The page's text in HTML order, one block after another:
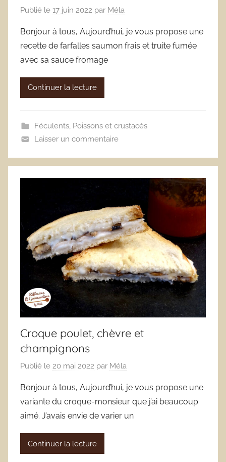
Publié le 17 juin 2022 par Méla
Bonjour à tous, Aujourd’hui, je vous propose une
recette de farfalles saumon frais et truite fumée
avec sa sauce fromage
Continuer la lecture
Féculents, Poissons et crustacés
Laisser un commentaire
Croque poulet, chèvre et
champignons
Publié le 20 mai 2022 par Méla
Bonjour à tous, Aujourd’hui, je vous propose une
variante du croque-monsieur que j’ai beaucoup
aimé. J’avais envie de varier un
Continuer la lecture